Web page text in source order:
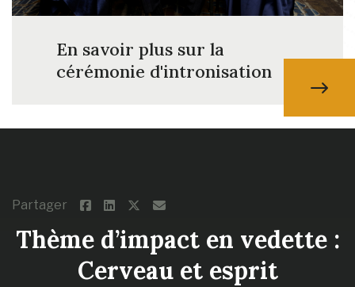
En savoir plus sur la
cérémonie d'intronisation
Partager
Thème d’impact en vedette :
Cerveau et esprit